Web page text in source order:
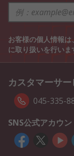
お客様の個人情報は
に取り扱いを行いま
カスタマーサー
045-335-
SNS公式アカウン